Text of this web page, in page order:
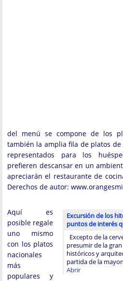
del menú se compone de los
también la amplia fila de platos
representados para los
prefieren descansar en un
apreciarán el restaurante de
Derechos de autor:
Excursión de los
puntos de interés
Excepto de la
presumir de la
históricos y
partida de la
Abrir
Aquí es
posible regale
uno mismo
con los platos
nacionales
más
populares y